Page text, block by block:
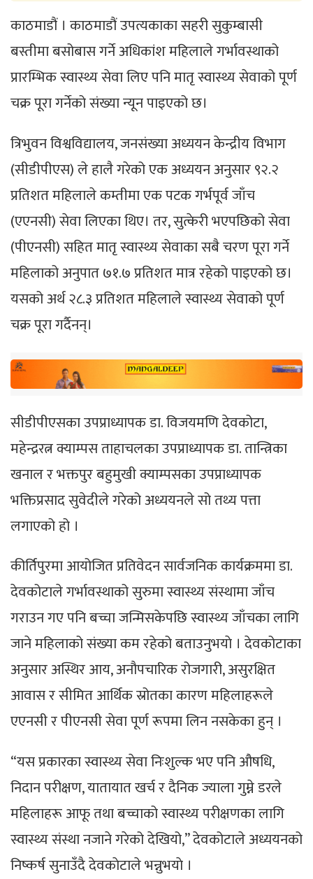
काठमाडौं । काठमाडौं उपत्यकाका सहरी सुकुम्बासी
बस्तीमा बसोबास गर्ने अधिकांश महिलाले गर्भावस्थाको
प्रारम्भिक स्वास्थ्य सेवा लिए पनि मातृ स्वास्थ्य सेवाको पूर्ण
चक्र पूरा गर्नेको संख्या न्यून पाइएको छ।
त्रिभुवन विश्वविद्यालय, जनसंख्या अध्ययन केन्द्रीय विभाग
(सीडीपीएस) ले हालै गरेको एक अध्ययन अनुसार ९२.२
प्रतिशत महिलाले कम्तीमा एक पटक गर्भपूर्व जाँच
(एएनसी) सेवा लिएका थिए। तर, सुत्केरी भएपछिको सेवा
(पीएनसी) सहित मातृ स्वास्थ्य सेवाका सबै चरण पूरा गर्ने
महिलाको अनुपात ७१.७ प्रतिशत मात्र रहेको पाइएको छ।
यसको अर्थ २८.३ प्रतिशत महिलाले स्वास्थ्य सेवाको पूर्ण
चक्र पूरा गर्दैनन्।
सीडीपीएसका उपप्राध्यापक डा. विजयमणि देवकोटा,
महेन्द्ररत्न क्याम्पस ताहाचलका उपप्राध्यापक डा. तान्त्रिका
खनाल र भक्तपुर बहुमुखी क्याम्पसका उपप्राध्यापक
भक्तिप्रसाद सुवेदीले गरेको अध्ययनले सो तथ्य पत्ता
लगाएको हो ।
कीर्तिपुरमा आयोजित प्रतिवेदन सार्वजनिक कार्यक्रममा डा.
देवकोटाले गर्भावस्थाको सुरुमा स्वास्थ्य संस्थामा जाँच
गराउन गए पनि बच्चा जन्मिसकेपछि स्वास्थ्य जाँचका लागि
जाने महिलाको संख्या कम रहेको बताउनुभयाे । देवकोटाका
अनुसार अस्थिर आय, अनौपचारिक रोजगारी, असुरक्षित
आवास र सीमित आर्थिक स्रोतका कारण महिलाहरूले
एएनसी र पीएनसी सेवा पूर्ण रूपमा लिन नसकेका हुन् ।
“यस प्रकारका स्वास्थ्य सेवा निःशुल्क भए पनि औषधि,
निदान परीक्षण, यातायात खर्च र दैनिक ज्याला गुम्ने डरले
महिलाहरू आफू तथा बच्चाको स्वास्थ्य परीक्षणका लागि
स्वास्थ्य संस्था नजाने गरेको देखियो,” देवकोटाले अध्ययनको
निष्कर्ष सुनाउँदै देवकाेटाले भन्नुभयाे ।